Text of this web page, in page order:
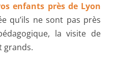
enfants près de Lyon
qu’ils ne sont pas près
la visite de
grands.